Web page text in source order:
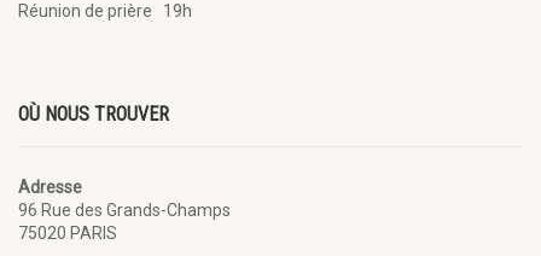
Réunion de prière 19h
OÙ NOUS TROUVER
Adresse
96 Rue des Grands-Champs
75020 PARIS